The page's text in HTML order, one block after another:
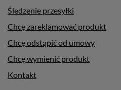
Śledzenie przesyłki
Chcę zareklamować produkt
Chcę odstąpić od umowy
Chcę wymienić produkt
Kontakt